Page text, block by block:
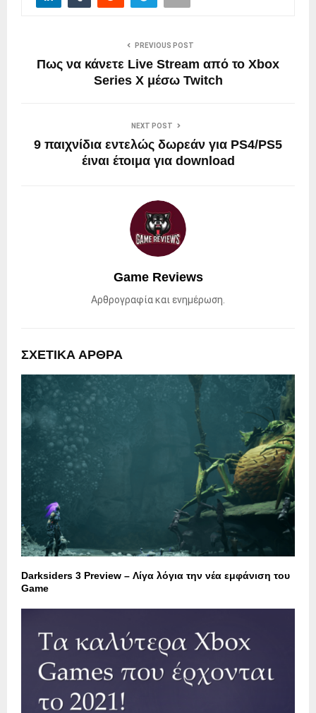
PREVIOUS POST
Πως να κάνετε Live Stream από το Xbox
Series X μέσω Twitch
NEXT POST
9 παιχνίδια εντελώς δωρεάν για PS4/PS5
έιναι έτοιμα για download
Game Reviews
Αρθρογραφία και ενημέρωση.
ΣΧΕΤΙΚΑ ΑΡΘΡΑ
Darksiders 3 Preview – Λίγα λόγια την νέα εμφάνιση του
Game